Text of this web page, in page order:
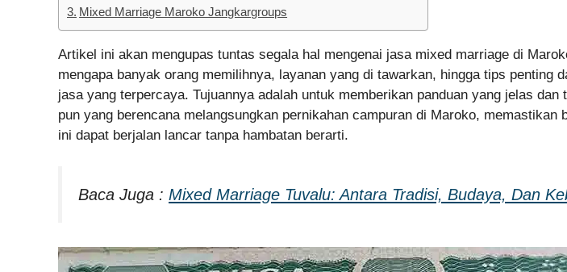
Mixed Marriage Maroko Jangkargroups
Artikel ini akan mengupas tuntas segala hal mengenai jasa mixed marriage di
mengapa banyak orang memilihnya, layanan yang di tawarkan, hingga tips penting
jasa yang terpercaya. Tujuannya adalah untuk memberikan panduan yang jelas dan
pun yang berencana melangsungkan pernikahan campuran di Maroko, memastikan
ini dapat berjalan lancar tanpa hambatan berarti.
Baca Juga : Mixed Marriage Tuvalu: Antara Tradisi, Budaya, Dan